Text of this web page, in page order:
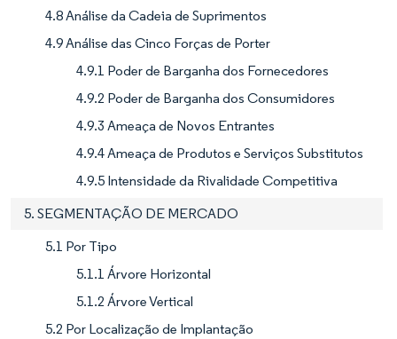
4.8 Análise da Cadeia de Suprimentos
4.9 Análise das Cinco Forças de Porter
4.9.1 Poder de Barganha dos Fornecedores
4.9.2 Poder de Barganha dos Consumidores
4.9.3 Ameaça de Novos Entrantes
4.9.4 Ameaça de Produtos e Serviços Substitutos
4.9.5 Intensidade da Rivalidade Competitiva
5. SEGMENTAÇÃO DE MERCADO
5.1 Por Tipo
5.1.1 Árvore Horizontal
5.1.2 Árvore Vertical
5.2 Por Localização de Implantação